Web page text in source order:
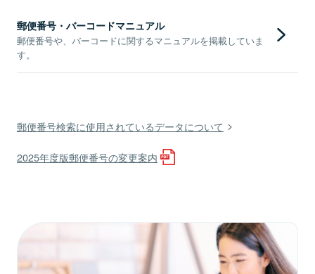
郵便番号・バーコードマニュアル
郵便番号や、バーコードに関するマニュアルを掲載していま
す。
郵便番号検索に使用されているデータについて
2025年度版郵便番号の変更案内